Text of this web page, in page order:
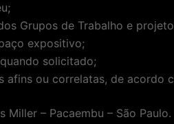
Grupos de Trabalho e
expositivo;
solicitado;
afins ou correlatas, de acordo
Miller – Pacaembu – São Paulo.